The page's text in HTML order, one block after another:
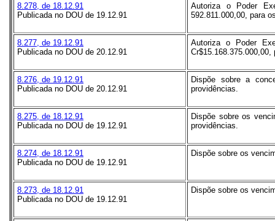
8.278, de 18.12.91
Publicada no DOU de 19.12.91
Autoriza o Poder
592.811.000,00, para
8.277, de 19.12.91
Publicada no DOU de 20.12.91
Autoriza o Poder
8.276, de 19.12.91
Publicada no DOU de 20.12.91
Dispõe sobre a
providências.
8.275, de 18.12.91
Publicada no DOU de 19.12.91
Dispõe sobre os
providências.
8.274, de 18.12.91
Publicada no DOU de 19.12.91
Dispõe sobre os
8.273, de 18.12.91
Publicada no DOU de 19.12.91
Dispõe sobre os